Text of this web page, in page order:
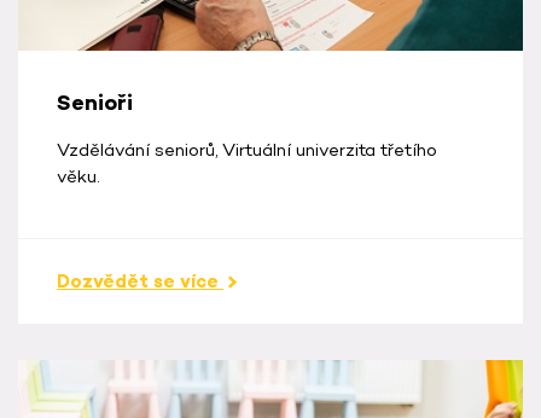
Senioři
Vzdělávání seniorů, Virtuální univerzita třetího
věku.
Dozvědět se více